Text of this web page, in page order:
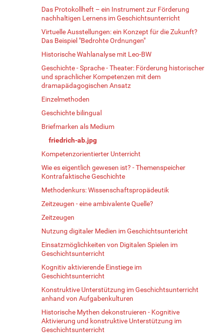
Das Protokollheft – ein Instrument zur Förderung
nachhaltigen Lernens im Geschichtsunterricht
Virtuelle Ausstellungen: ein Konzept für die Zukunft?
Das Beispiel "Bedrohte Ordnungen"
Historische Wahlanalyse mit Leo-BW
Geschichte - Sprache - Theater: Förderung historischer
und sprachlicher Kompetenzen mit dem
dramapädagogischen Ansatz
Einzelmethoden
Geschichte bilingual
Briefmarken als Medium
friedrich-ab.jpg
Kompetenzorientierter Unterricht
Wie es eigentlich gewesen ist? - Themenspeicher
Kontrafaktische Geschichte
Methodenkurs: Wissenschaftspropädeutik
Zeitzeugen - eine ambivalente Quelle?
Zeitzeugen
Nutzung digitaler Medien im Geschichtsuntericht
Einsatzmöglichkeiten von Digitalen Spielen im
Geschichtsunterricht
Kognitiv aktivierende Einstiege im
Geschichtsunterricht
Konstruktive Unterstützung im Geschichtsunterricht
anhand von Aufgabenkulturen
Historische Mythen dekonstruieren - Kognitive
Aktivierung und konstruktive Unterstützung im
Geschichtsunterricht